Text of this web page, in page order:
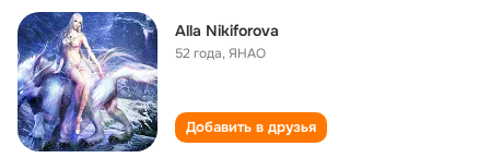
Alla Nikiforova
52 года,ЯНАО
Добавить в друзья